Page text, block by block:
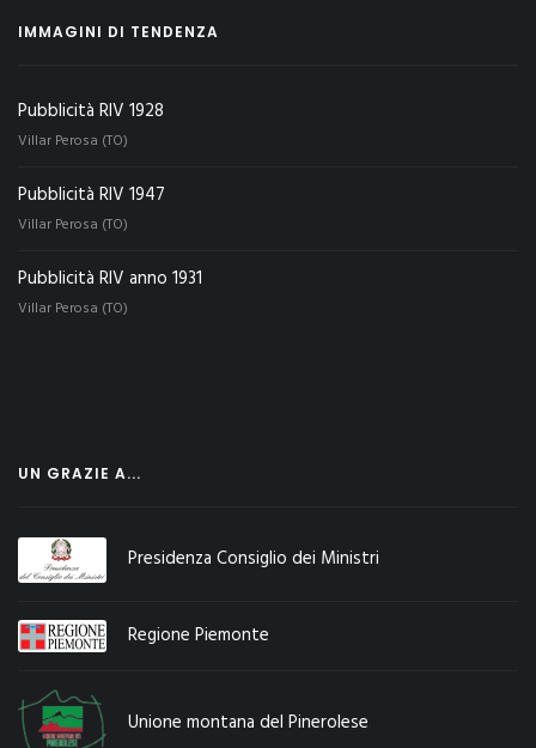
IMMAGINI DI TENDENZA
Pubblicità RIV 1928
Villar Perosa (TO)
Pubblicità RIV 1947
Villar Perosa (TO)
Pubblicità RIV anno 1931
Villar Perosa (TO)
UN GRAZIE A...
Presidenza Consiglio dei Ministri
Regione Piemonte
Unione montana del Pinerolese